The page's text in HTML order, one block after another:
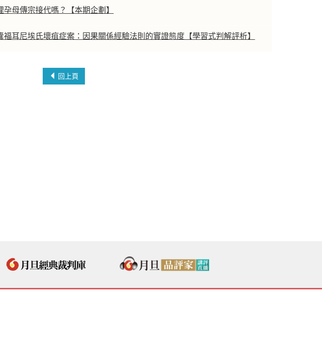
孕母傳宗接代嗎？【本期企劃】
福耳尼埃氏壞疽症案：因果關係經驗法則的實證態度【學習式判解評析】
回上頁